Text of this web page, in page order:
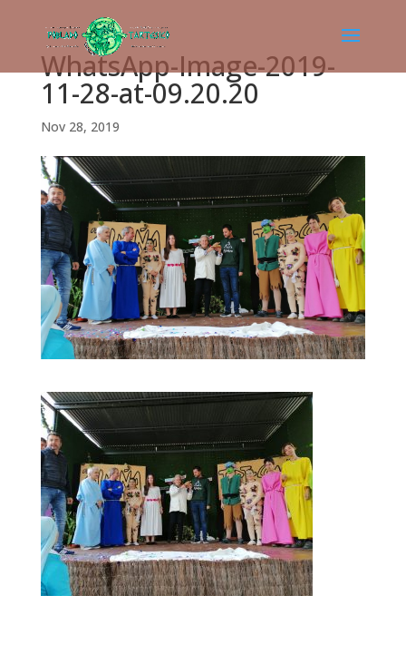
WhatsApp-Image-2019-
11-28-at-09.20.20
Nov 28, 2019